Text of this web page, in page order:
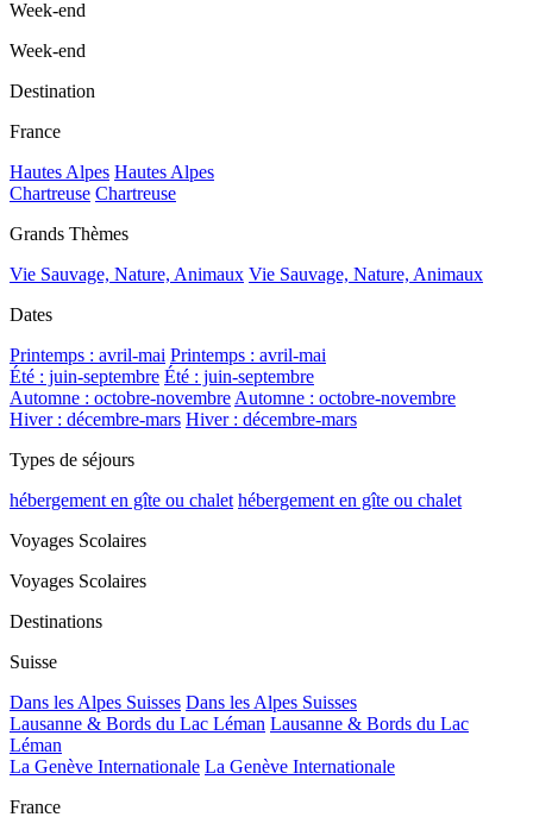
Week-end
Week-end
Destination
France
Hautes Alpes Hautes Alpes
Chartreuse Chartreuse
Grands Thèmes
Vie Sauvage, Nature, Animaux Vie Sauvage, Nature, Animaux
Dates
Printemps : avril-mai Printemps : avril-mai
Été : juin-septembre Été : juin-septembre
Automne : octobre-novembreAutomne : octobre-novembre
Hiver : décembre-mars Hiver : décembre-mars
Types de séjours
hébergement en gîte ou chalet hébergement en gîte ou chalet
Voyages Scolaires
Voyages Scolaires
Destinations
Suisse
Dans les Alpes Suisses Dans les Alpes Suisses
Lausanne & Bords du Lac Léman Lausanne & Bords du Lac
Léman
La Genève Internationale La Genève Internationale
France